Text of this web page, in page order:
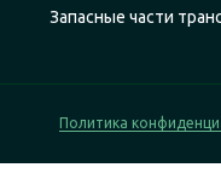
Запасные части
Политика